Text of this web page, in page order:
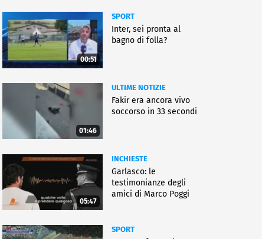
00:51
SPORT
Inter, sei pronta al
bagno di folla?
01:46
ULTIME NOTIZIE
Fakir era ancora vivo
soccorso in 33 secondi
05:47
INCHIESTE
Garlasco: le
testimonianze degli
amici di Marco Poggi
SPORT